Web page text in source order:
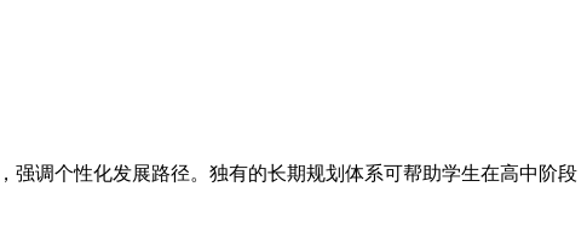
调个性化发展路径。独有的长期规划体系可帮助学生在高中阶段